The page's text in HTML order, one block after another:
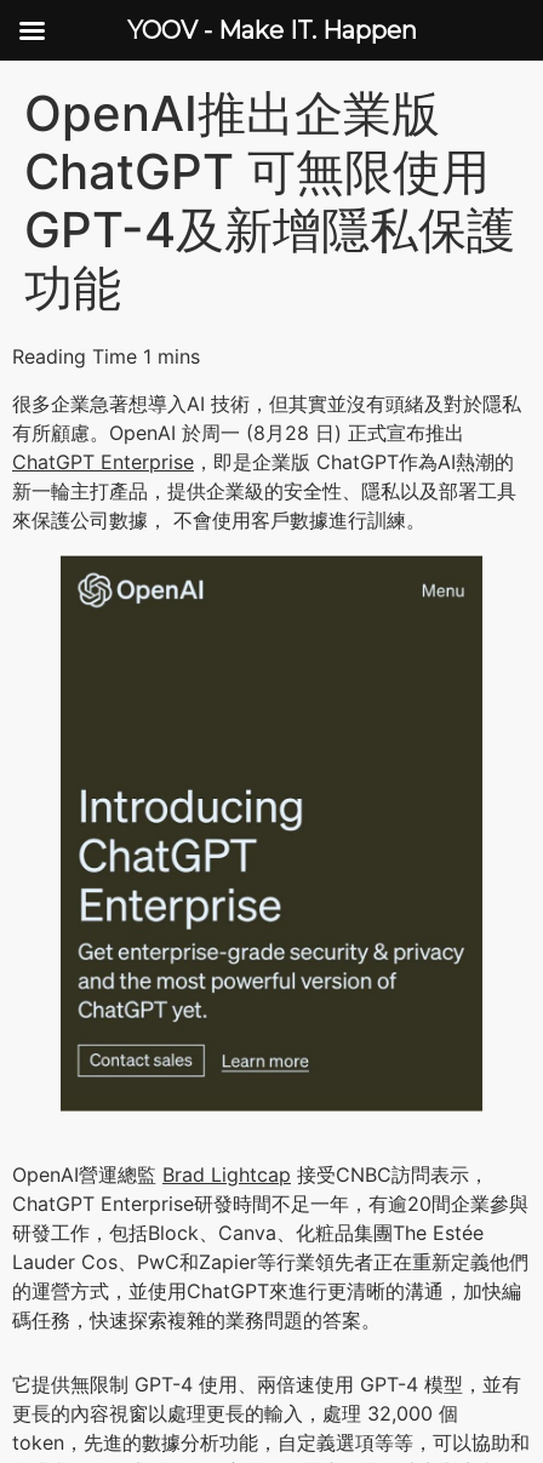
OpenAI推出企業版
ChatGPT 可無限使用
GPT-4及新增隱私保護
功能
很多企業急著想導入AI 技術，但其實並沒有頭緒及對於隱私
有所顧慮。OpenAI 於周一 (8月28 日) 正式宣布推出
ChatGPT Enterprise ，即是企業版 ChatGPT作為AI熱潮的
新一輪主打產品，提供企業級的安全性、隱私以及部署工具
來保護公司數據， 不會使用客戶數據進行訓練。
OpenAI營運總監 Brad Lightcap 接受CNBC訪問表示，
ChatGPT Enterprise研發時間不足一年，有逾20間企業參與
研發工作，包括Block、Canva、化粧品集團The Estée
Lauder Cos、PwC和Zapier等行業領先者正在重新定義他們
的運營方式，並使用ChatGPT來進行更清晰的溝通，加快編
碼任務，快速探索複雜的業務問題的答案。
它提供無限制 GPT-4 使用、兩倍速使用 GPT-4 模型，並有
更長的內容視窗以處理更長的輸入，處理 32,000 個
token，先進的數據分析功能，自定義選項等等，可以協助和
YOOV - Make IT. Happen